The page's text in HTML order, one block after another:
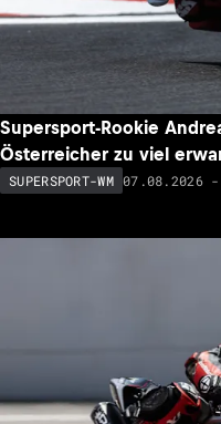
Supersport-Rookie
Österreicher zu viel
SUPERSPORT-WM 07.08.2026